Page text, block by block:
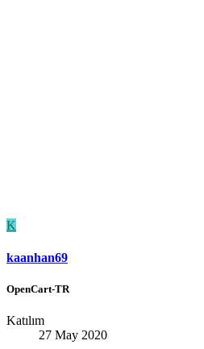
K
kaanhan69
OpenCart-TR
Katılım
27 May 2020